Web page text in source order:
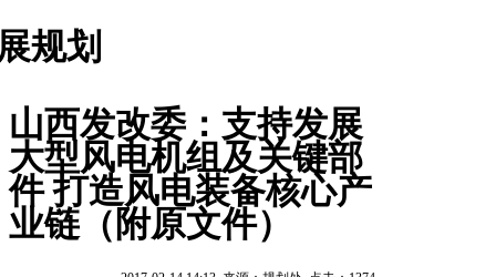
规划
山西发改委：支持发展
大型风电机组及关键部
件 打造风电装备核心产
业链（附原文件）